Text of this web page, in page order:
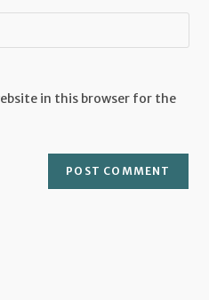
in this browser for the